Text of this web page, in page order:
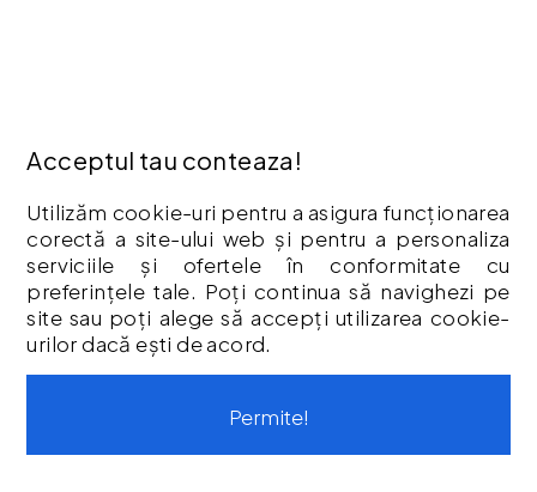
Acceptul tau conteaza!
Utilizăm cookie-uri pentru a asigura funcționarea
corectă a site-ului web și pentru a personaliza
serviciile și ofertele în conformitate cu
preferințele tale. Poți continua să navighezi pe
site sau poți alege să accepți utilizarea cookie-
urilor dacă ești de acord.
Permite!
CONTUL MEU
Istoric comenzi
Listă Favorite
Newsletter
Formular de retur
Formular de garanție